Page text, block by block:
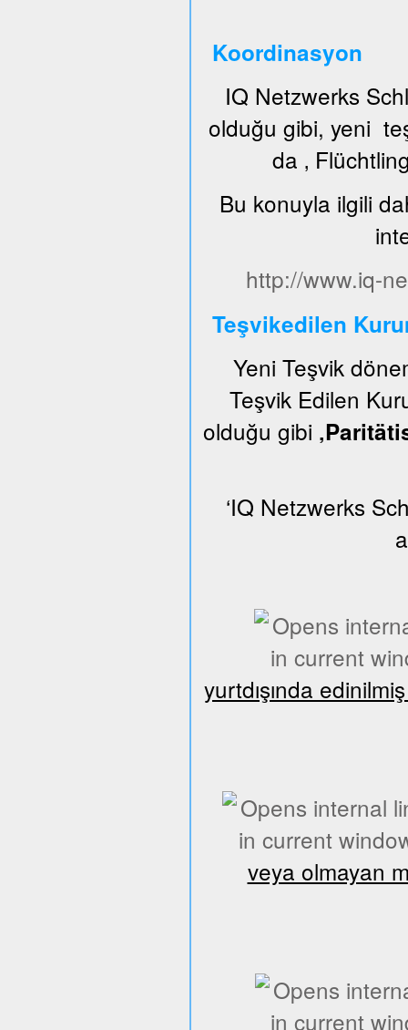
Koordinasyon
IQ Netzwerks
olduğu gibi, yeni
da ‚
Bu konuyla ilgili
http://www.iq-
Teşvikedilen
Yeni Teşvik
Teşvik Edilen
olduğu gibi
‘IQ Netzwerks
yurtdışında
veya olmayan